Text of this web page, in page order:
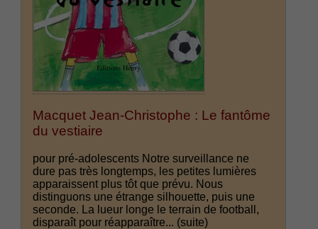
Macquet Jean-Christophe : Le fantôme
du vestiaire
pour pré-adolescents Notre surveillance ne
dure pas très longtemps, les petites lumières
apparaissent plus tôt que prévu. Nous
distinguons une étrange silhouette, puis une
seconde. La lueur longe le terrain de football,
disparaît pour réapparaître... (suite)